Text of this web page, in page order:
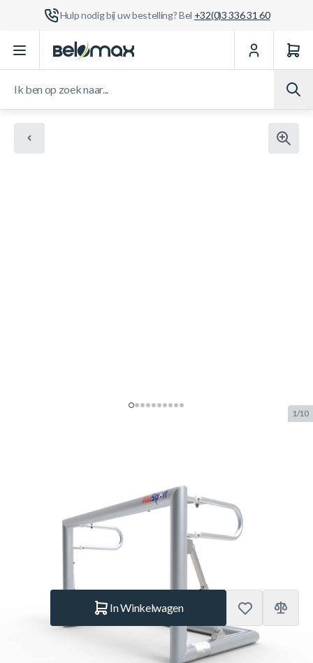
Hulp nodig bij uw bestelling? Bel +32(0)3 336 31 60
Ga naar de inhoud
1/10
Opklapbaar 1280V (1,20 x 0,80 x
0,50 / 0,65)
Alusport
In Winkelwagen